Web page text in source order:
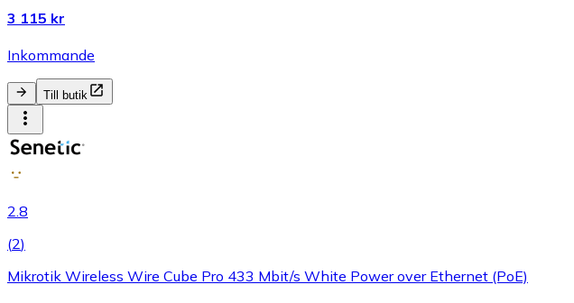
3 115 kr
Inkommande
Till butik
2.8
(2)
Mikrotik Wireless Wire Cube Pro 433 Mbit/s White Power over Ethernet (PoE)